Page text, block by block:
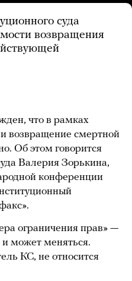
суда
возвращения
что в рамках
возвращение смертной
Об этом говорится
Валерия Зорькина,
конференции
ограничения прав» —
и может меняться.
КС, не относится